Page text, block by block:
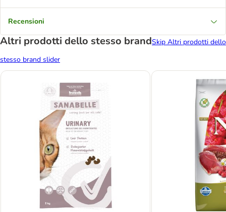
Recensioni
Altri prodotti dello stesso brandSkip Altri prodotti dello
stesso brand slider